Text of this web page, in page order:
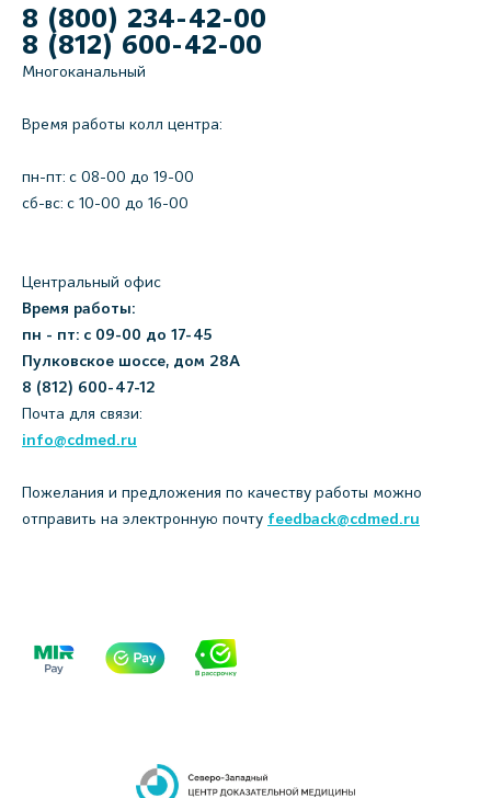
8 (800) 234-42-00
8 (812) 600-42-00
Многоканальный
Время работы колл центра:
пн-пт: c 08-00 до 19-00
сб-вс: с 10-00 до 16-00
Центральный офис
Время работы:
пн - пт: с 09-00 до 17-45
Пулковское шоссе, дом 28А
8 (812) 600-47-12
Почта для связи:
info@cdmed.ru
Пожелания и предложения по качеству работы можно
отправить на электронную почту feedback@cdmed.ru